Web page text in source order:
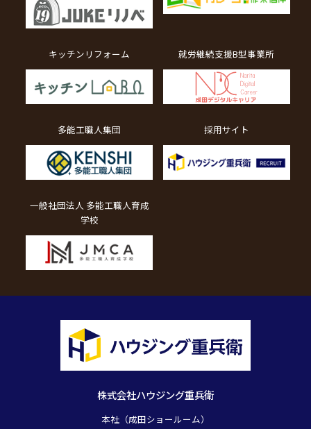
株式会社ハウジング重兵衛
本社（成田ショールーム）
キッチンリフォーム 就労継続支援B型事業所
多能工職人集団 採用サイト
一般社団法人 多能工職人育成
学校